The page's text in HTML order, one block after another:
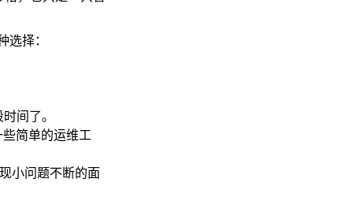
择：
间了。
简单的运维工
小问题不断的面